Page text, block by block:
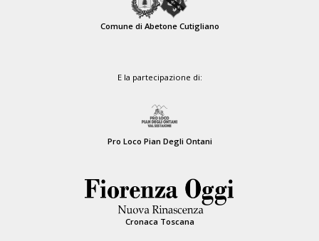
Comune di Abetone Cutigliano
E la partecipazione di:
Pro Loco Pian Degli Ontani
Cronaca Toscana